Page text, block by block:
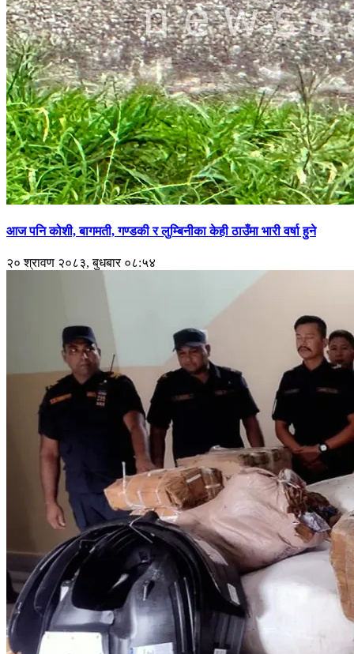
आज पनि कोशी, बागमती, गण्डकी र लुम्बिनीका केही ठाउँमा भारी वर्षा हुने
२० श्रावण २०८३, बुधबार ०८:५४